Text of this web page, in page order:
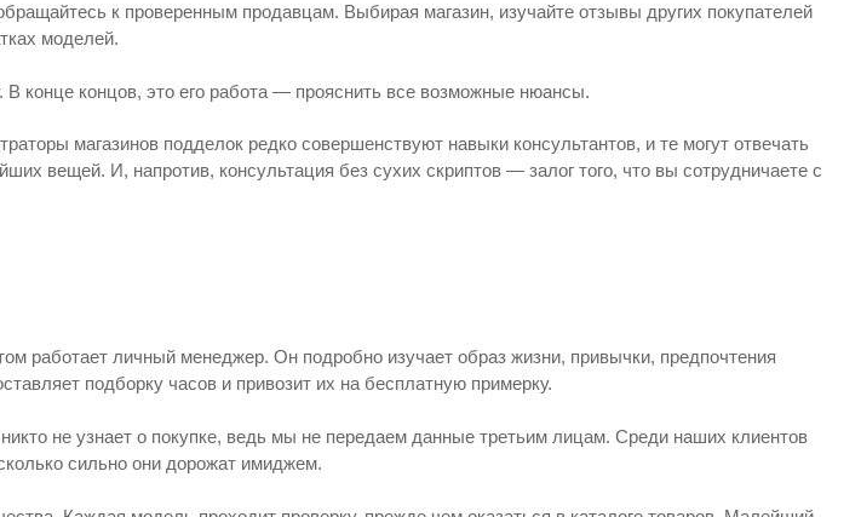
к проверенным продавцам. Выбирая магазин, изучайте отзывы других покупателей
моделей.
конце концов, это его работа — прояснить все возможные нюансы.
магазинов подделок редко совершенствуют навыки консультантов, и те могут отвечать
вещей. И, напротив, консультация без сухих скриптов — залог того, что вы сотрудничаете с
работает личный менеджер. Он подробно изучает образ жизни, привычки, предпочтения
подборку часов и привозит их на бесплатную примерку.
не узнает о покупке, ведь мы не передаем данные третьим лицам. Среди наших клиентов
сильно они дорожат имиджем.